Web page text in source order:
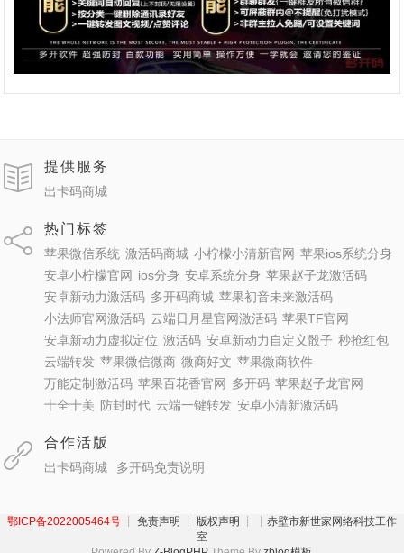
提供服务
出卡码商城
热门标签
苹果微信系统 激活码商城 小柠檬小清新官网 苹果ios系统分身
安卓小柠檬官网 ios分身 安卓系统分身 苹果赵子龙激活码
安卓新动力激活码 多开码商城 苹果初音未来激活码
小法师官网激活码 云端日月星官网激活码 苹果TF官网
安卓新动力虚拟定位 激活码 安卓新动力自定义骰子 秒抢红包
云端转发 苹果微信微商 微商好文 苹果微商软件
万能定制激活码 苹果百花香官网 多开码 苹果赵子龙官网
十全十美 防封时代 云端一键转发 安卓小清新激活码
合作活版
出卡码商城 多开码免责说明
鄂ICP备2022005464号 ┊ 免责声明 ┊ 版权声明 ┊
┊赤壁市新世家网络科技工作
室